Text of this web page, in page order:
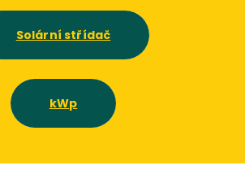
Solární střídač
kWp